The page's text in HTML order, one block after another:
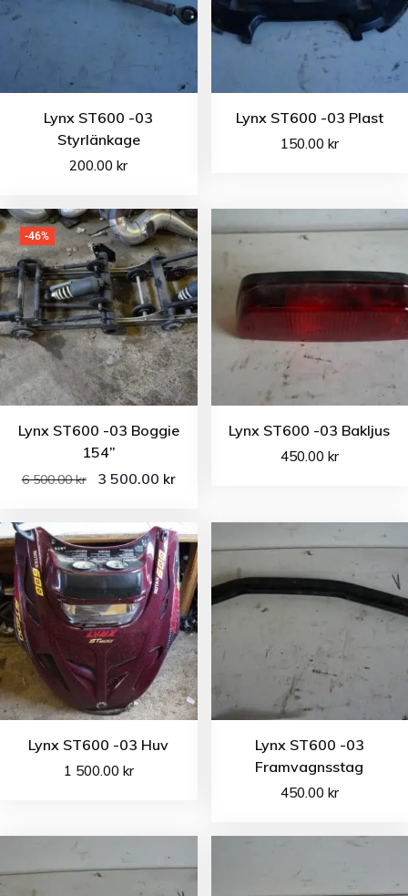
Lynx ST600 -03
Styrlänkage
200.00kr
Lynx ST600 -03 Plast
150.00 kr
-46%
Lynx ST600 -03 Boggie
154”
6 500.00kr 3 500.00 kr
Lynx ST600 -03 Bakljus
450.00 kr
Lynx ST600 -03 Huv
1 500.00 kr
Lynx ST600 -03
Framvagnsstag
450.00 kr